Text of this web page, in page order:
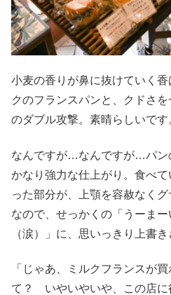
小麦の香りが鼻に抜けていく
クのフランスパンと、クドさ
のダブル攻撃。素晴らしいで
なんですが…なんですが…パン
かなり強力な仕上がり。食べ
った部分が、上顎を容赦なくグ
なので、せっかくの「うーま
（涙）」に、思いっきり上書き
「じゃあ、ミルクフランスが
て？ いやいやいや、この店に